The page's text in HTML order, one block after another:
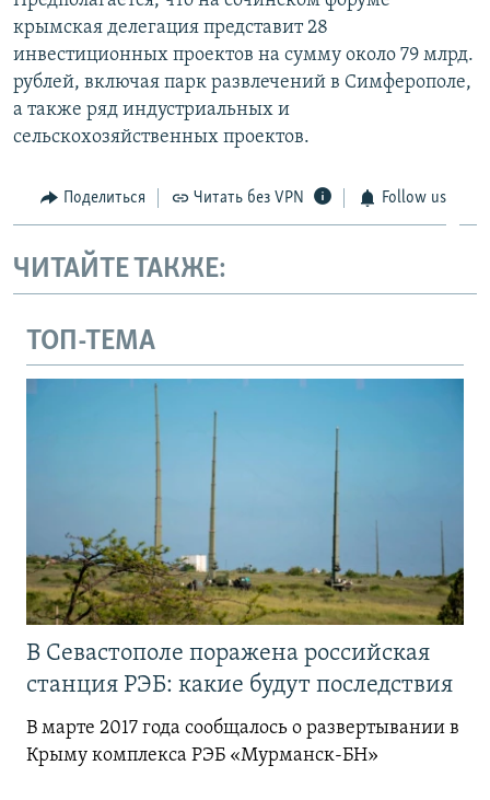
крымская делегация представит 28
инвестиционных проектов на сумму около 79 млрд.
рублей, включая парк развлечений в Симферополе,
а также ряд индустриальных и
сельскохозяйственных проектов.
Поделиться Читать без VPN Follow us
ЧИТАЙТЕ ТАКЖЕ:
ТОП-ТЕМА
В Севастополе поражена российская
станция РЭБ: какие будут последствия
В марте 2017 года сообщалось о развертывании в
Крыму комплекса РЭБ «Мурманск-БН»